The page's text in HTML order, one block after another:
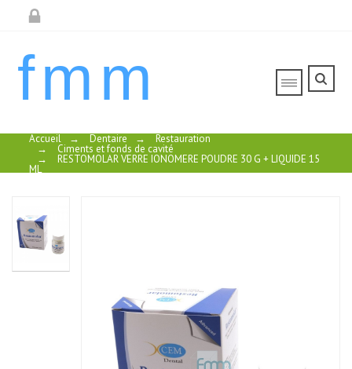
fmm
Accueil → Dentaire → Restauration
→ Ciments et fonds de cavité
→ RESTOMOLAR VERRE IONOMERE POUDRE 30 G + LIQUIDE 15
ML
GC
FREEGENOL
GC FUJI COAT
LC LIQUIDE 5,2